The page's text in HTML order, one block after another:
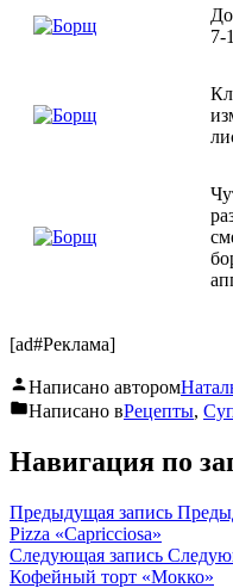
7-
[ad#Реклама]
Написано автором
Написано вРецепты,
Навигация по
Предыдущая запись
Pizza «Capricciosa»
Следующая запись
Кофейный торт «Мокко»